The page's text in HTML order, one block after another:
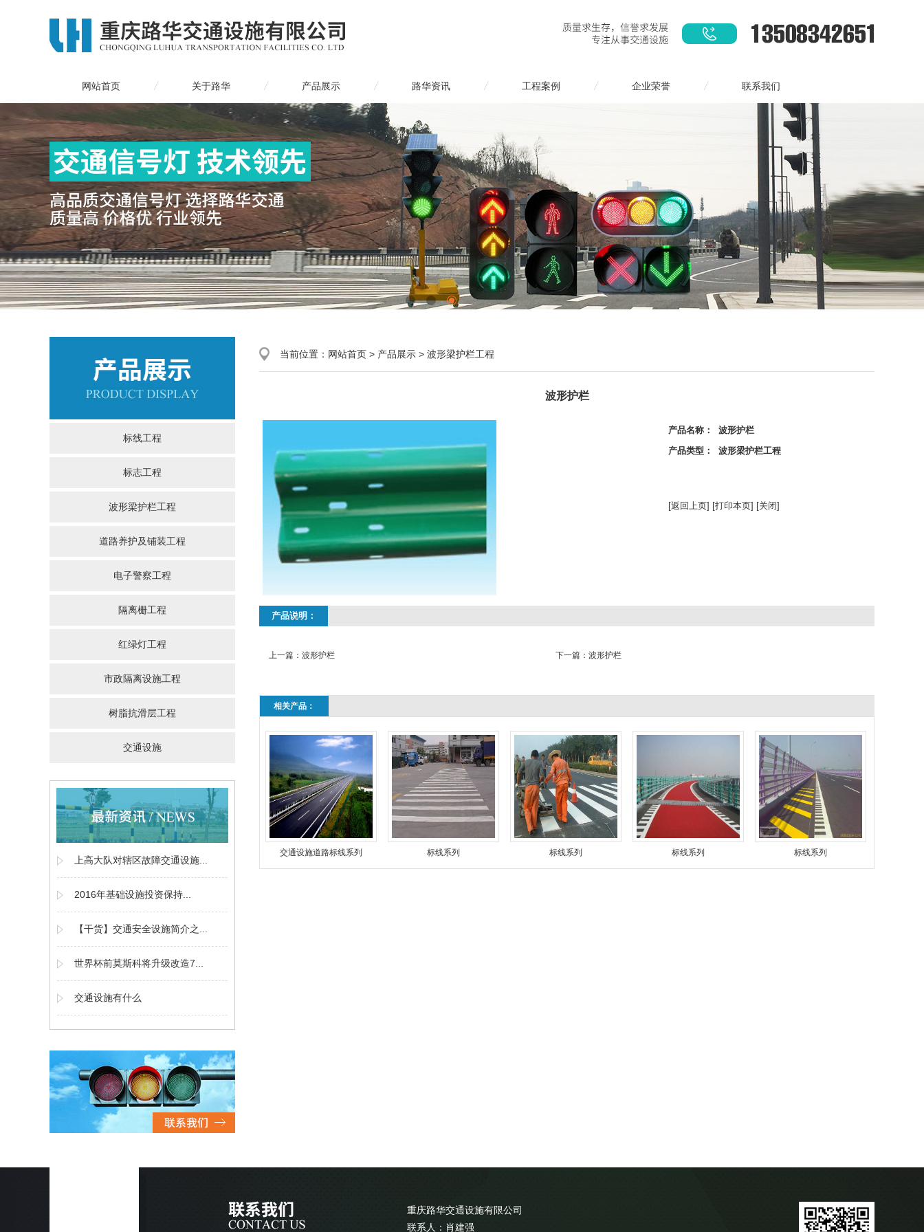
网站首页 关于路华 产品展示 路华资讯 工程案例 企业荣誉 联系我们
标线工程
标志工程
波形梁护栏工程
道路养护及铺装工程
电子警察工程
隔离栅工程
红绿灯工程
市政隔离设施工程
树脂抗滑层工程
交通设施
上高大队对辖区故障交通设施...
2016年基础设施投资保持...
【干货】交通安全设施简介之...
世界杯前莫斯科将升级改造7...
交通设施有什么
当前位置： 网站首页 > 产品展示 > 波形梁护栏工程
波形护栏
产品名称： 波形护栏
产品类型： 波形梁护栏工程
[返回上页] [打印本页] [关闭]
产品说明：
上一篇： 波形护栏 下一篇： 波形护栏
相关产品：
交通设施道路标线系列 标线系列 标线系列 标线系列 标线系列
重庆路华交通设施有限公司
联系人：肖建强